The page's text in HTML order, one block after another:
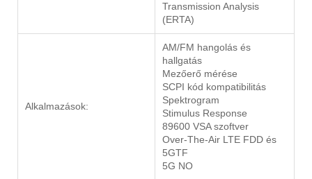
Transmission Analysis
(ERTA)
Alkalmazások:
AM/FM hangolás és
hallgatás
Mezőerő mérése
SCPI kód ​​kompatibilitás
Spektrogram
Stimulus Response
89600 VSA szoftver
Over-The-Air LTE FDD és
5GTF
5G NO